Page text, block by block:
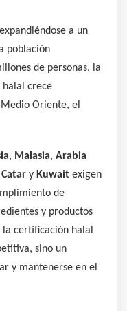
a un
población
de personas, la
halal crece
Oriente, el
, Malasia, Arabia
Catar y Kuwait exigen
de
y productos
la certificación halal
sino un
y mantenerse en el